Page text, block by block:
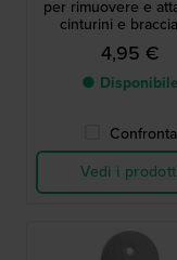
per rimuovere e
cinturini e
4,95 €
● Disponibile
Confronta
Vedi i prodotti